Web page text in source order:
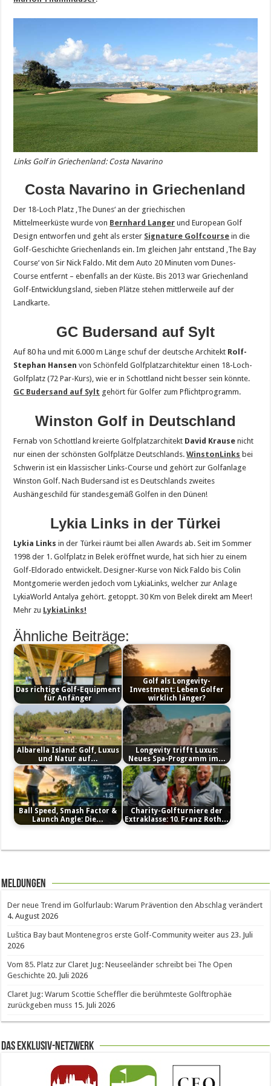
Links Golf in Griechenland: Costa Navarino
Costa Navarino in Griechenland
Der 18-Loch Platz ‚The Dunes‘ an der griechischen
Mittelmeerküste wurde von Bernhard Langer und European Golf
Design entworfen und geht als erster Signature Golfcourse in die
Golf-Geschichte Griechenlands ein. Im gleichen Jahr entstand ‚The Bay
Course‘ von Sir Nick Faldo. Mit dem Auto 20 Minuten vom Dunes-
Course entfernt – ebenfalls an der Küste. Bis 2013 war Griechenland
Golf-Entwicklungsland, sieben Plätze stehen mittlerweile auf der
Landkarte.
GC Budersand auf Sylt
Auf 80 ha und mit 6.000 m Länge schuf der deutsche Architekt Rolf-
Stephan Hansen von Schönfeld Golfplatzarchitektur einen 18-Loch-
Golfplatz (72 Par-Kurs), wie er in Schottland nicht besser sein könnte.
GC Budersand auf Sylt gehört für Golfer zum Pflichtprogramm.
Winston Golf in Deutschland
Fernab von Schottland kreierte Golfplatzarchitekt David Krause nicht
nur einen der schönsten Golfplätze Deutschlands.WinstonLinks bei
Schwerin ist ein klassischer Links-Course und gehört zur Golfanlage
Winston Golf. Nach Budersand ist es Deutschlands zweites
Aushängeschild für standesgemäß Golfen in den Dünen!
Lykia Links in der Türkei
Lykia Links in der Türkei räumt bei allen Awards ab. Seit im Sommer
1998 der 1. Golfplatz in Belek eröffnet wurde, hat sich hier zu einem
Golf-Eldorado entwickelt. Designer-Kurse von Nick Faldo bis Colin
Montgomerie werden jedoch vom LykiaLinks, welcher zur Anlage
LykiaWorld Antalya gehört. getoppt. 30 Km von Belek direkt am Meer!
Mehr zu LykiaLinks!
Ähnliche Beiträge:
Das richtige Golf-Equipment
für Anfänger
Golf als Longevity-
Investment: Leben Golfer
wirklich länger?
Albarella Island: Golf, Luxus
und Natur auf…
Longevity trifft Luxus:
Neues Spa-Programm im…
Ball Speed, Smash Factor &
Launch Angle: Die…
Charity-Golfturniere der
Extraklasse: 10. Franz Roth…
Meldungen
Der neue Trend im Golfurlaub: Warum Prävention den Abschlag verändert
4. August 2026
Luštica Bay baut Montenegros erste Golf-Community weiter aus 23. Juli
2026
Vom 85. Platz zur Claret Jug: Neuseeländer schreibt bei The Open
Geschichte 20. Juli 2026
Claret Jug: Warum Scottie Scheffler die berühmteste Golftrophäe
zurückgeben muss 15. Juli 2026
Das Exklusiv-Netzwerk